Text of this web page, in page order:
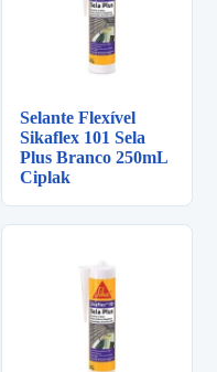
Selante Flexível
Sikaflex 101 Sela
Plus Branco 250mL
Ciplak